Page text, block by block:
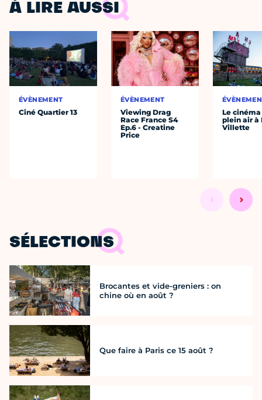
À LIRE AUSSI
ÉVÈNEMENT
Ciné Quartier 13
ÉVÈNEMENT
Viewing Drag
Race France S4
Ep.6 - Creatine
Price
Le cinéma
plein air à
Villette
SÉLECTIONS
Brocantes et vide-greniers : on
chine où en août ?
Que faire à Paris ce 15 août ?